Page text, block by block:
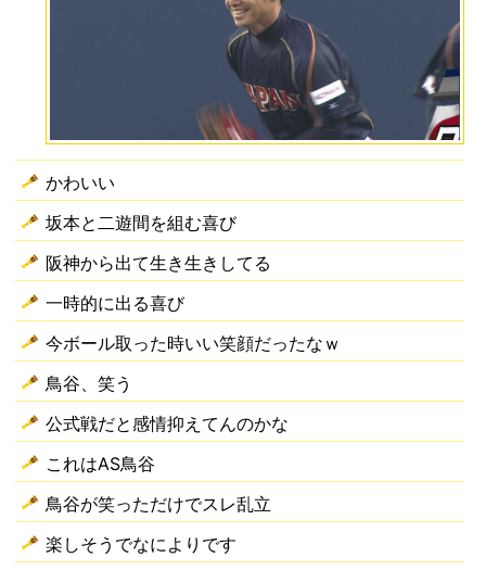
かわいい
坂本と二遊間を組む喜び
阪神から出て生き生きしてる
一時的に出る喜び
今ボール取った時いい笑顔だったなｗ
鳥谷、笑う
公式戦だと感情抑えてんのかな
これはAS鳥谷
鳥谷が笑っただけでスレ乱立
楽しそうでなによりです